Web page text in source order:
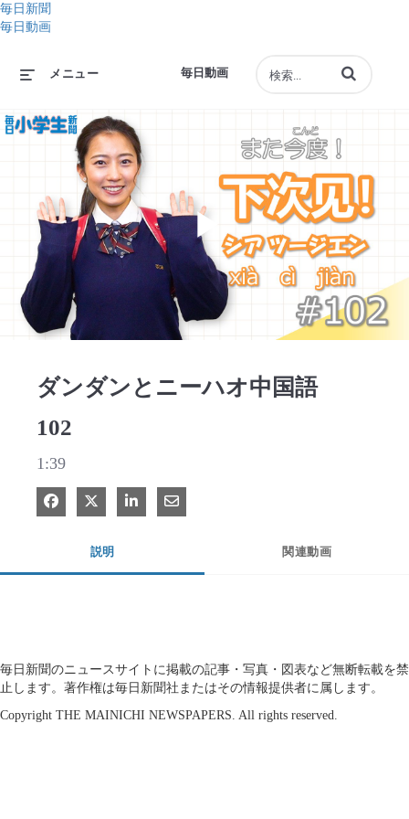
毎日新聞
毎日動画
毎日動画
メニュー 動画の検索語句
Play
ダンダンとニーハオ中国語
102
1:39
Facebook で共有
Xで共有する
LinkedIn で共有
電子メールで共有
説明 関連動画
毎日新聞のニュースサイトに掲載の記事・写真・図表など無断転載を禁
止します。著作権は毎日新聞社またはその情報提供者に属します。
Copyright THE MAINICHI NEWSPAPERS. All rights reserved.